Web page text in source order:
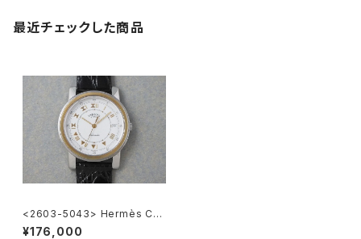
最近チェックした商品
<2603-5043> Hermès Car
rick
¥176,000